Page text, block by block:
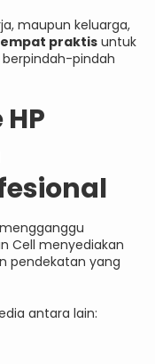
maupun keluarga,
praktis untuk
pindah
Cell menyediakan
pendekatan yang
antara lain: